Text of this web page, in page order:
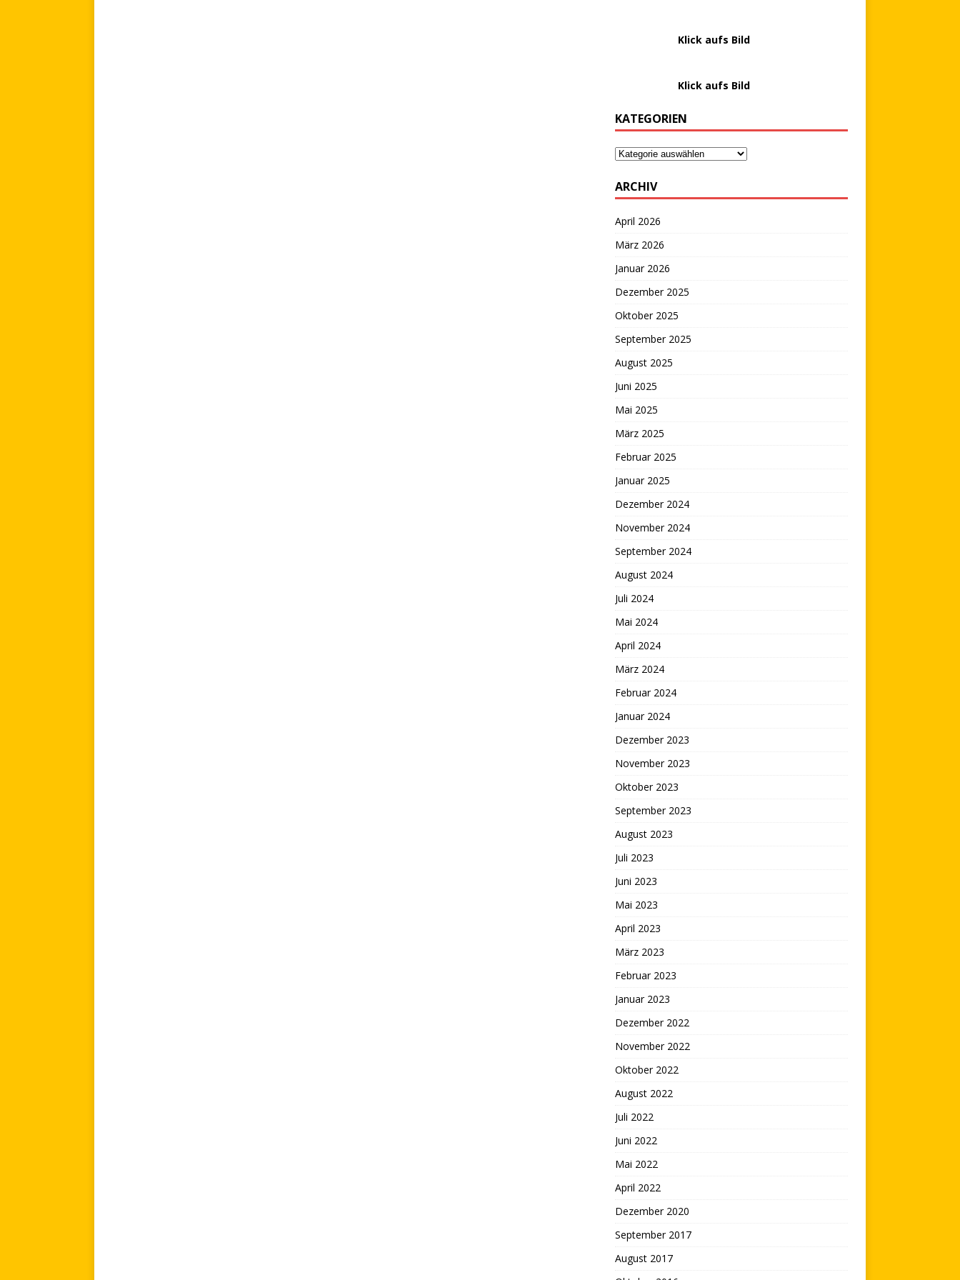
Klick aufs Bild
Klick aufs Bild
KATEGORIEN
ARCHIV
April 2026
März 2026
Januar 2026
Dezember 2025
Oktober 2025
September 2025
August 2025
Juni 2025
Mai 2025
März 2025
Februar 2025
Januar 2025
Dezember 2024
November 2024
September 2024
August 2024
Juli 2024
Mai 2024
April 2024
März 2024
Februar 2024
Januar 2024
Dezember 2023
November 2023
Oktober 2023
September 2023
August 2023
Juli 2023
Juni 2023
Mai 2023
April 2023
März 2023
Februar 2023
Januar 2023
Dezember 2022
November 2022
Oktober 2022
August 2022
Juli 2022
Juni 2022
Mai 2022
April 2022
Dezember 2020
September 2017
August 2017